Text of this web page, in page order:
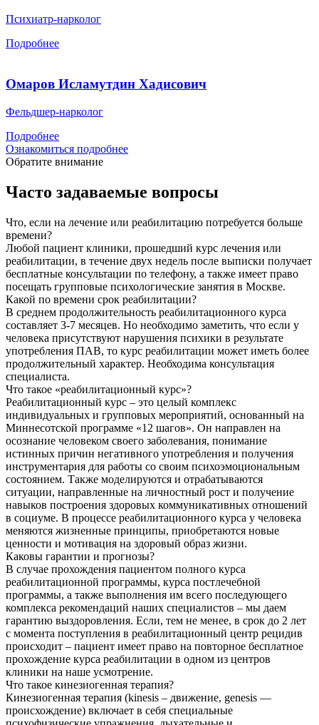
Психиатр-нарколог
Подробнее
Омаров Исламутдин Хадисович
Фельдшер-нарколог
Подробнее
Ознакомиться подробнее
Обратите внимание
Часто задаваемые вопросы
Что, если на лечение или реабилитацию потребуется больше
времени?
Любой пациент клиники, прошедший курс лечения или
реабилитации, в течение двух недель после выписки получает
бесплатные консультации по телефону, а также имеет право
посещать групповые психологические занятия в Москве.
Какой по времени срок реабилитации?
В среднем продолжительность реабилитационного курса
составляет 3-7 месяцев. Но необходимо заметить, что если у
человека присутствуют нарушения психики в результате
употребления ПАВ, то курс реабилитации может иметь более
продолжительный характер. Необходима консультация
специалиста.
Что такое «реабилитационный курс»?
Реабилитационный курс – это целый комплекс
индивидуальных и групповых мероприятий, основанный на
Миннесотской программе «12 шагов». Он направлен на
осознание человеком своего заболевания, понимание
истинных причин негативного употребления и получения
инструментария для работы со своим психоэмоциональным
состоянием. Также моделируются и отрабатываются
ситуации, направленные на личностный рост и получение
навыков построения здоровых коммуникативных отношений
в социуме. В процессе реабилитационного курса у человека
меняются жизненные принципы, приобретаются новые
ценности и мотивация на здоровый образ жизни.
Каковы гарантии и прогнозы?
В случае прохождения пациентом полного курса
реабилитационной программы, курса постлечебной
программы, а также выполнения им всего последующего
комплекса рекомендаций наших специалистов – мы даем
гарантию выздоровления. Если, тем не менее, в срок до 2 лет
с момента поступления в реабилитационный центр рецидив
происходит – пациент имеет право на повторное бесплатное
прохождение курса реабилитации в одном из центров
клиники на наше усмотрение.
Что такое кинезиогенная терапия?
Кинезиогенная терапия (kinesis – движение, genesis —
происхождение) включает в себя специальные